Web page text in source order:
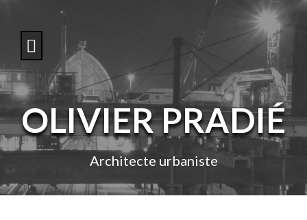
o
c
n
e
OLIVIER PRADIÉ
Architecte urbaniste